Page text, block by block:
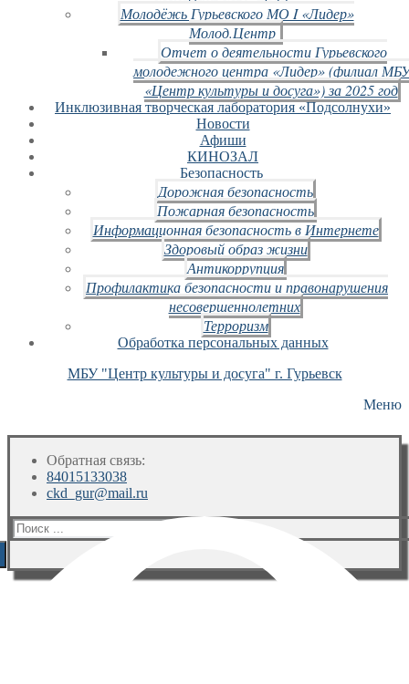
Молодёжь Гурьевского МО I «Лидер»
Молод.Центр
Отчет о деятельности Гурьевского
молодежного центра «Лидер» (филиал
«Центр культуры и досуга») за 2025 год
Инклюзивная творческая лаборатория «Подсолнухи»
Новости
Афиши
КИНОЗАЛ
Безопасность
Дорожная безопасность
Пожарная безопасность
Информационная безопасность в Интернете
Здоровый образ жизни
Антикоррупция
Профилактика безопасности и правонарушения
несовершеннолетних
Терроризм
Обработка персональных данных
МБУ "Центр культуры и досуга" г. Гурьевск
Меню
Обратная связь:
84015133038
ckd_gur@mail.ru
Искать: